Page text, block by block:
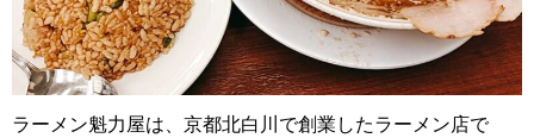
ラーメン魁力屋は、京都北白川で創業したラーメン店で